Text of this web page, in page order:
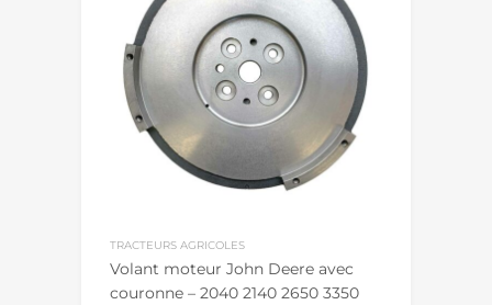
TRACTEURS AGRICOLES
Volant moteur John Deere avec
couronne – 2040 2140 2650 3350